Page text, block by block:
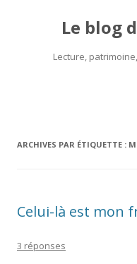
Le blog
Lecture,
ARCHIVES PAR ÉTIQUETTE :
Celui-là est mon
3 réponses